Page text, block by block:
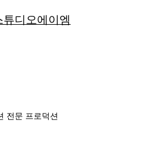
디오에이엠
전문 프로덕션